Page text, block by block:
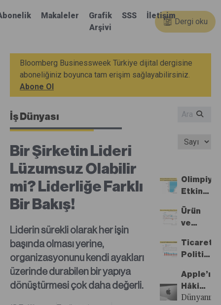
Makaleler
Grafik
Arşivi
SSS İletişim
Dergi oku
Bloomberg Businessweek Türkiye dijital dergisine
aboneliğiniz boyunca tam erişim sağlayabilirsiniz.
Abone Ol
İş Dünyası
Bir Şirketin Lideri
Lüzumsuz Olabilir
mi? Liderliğe Farklı
Bir Bakış!
Liderin sürekli olarak her işin
başında olması yerine,
organizasyonunu kendi ayakları
üzerinde durabilen bir yapıya
dönüştürmesi çok daha değerli.
Olimpiyat
Bu Yıl
Takip
Ürün
ve
Dünya
Payı
Ticaret
Apple’ın
Rahatsız
Dünyanın